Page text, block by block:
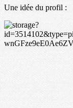
Une idée du profil :